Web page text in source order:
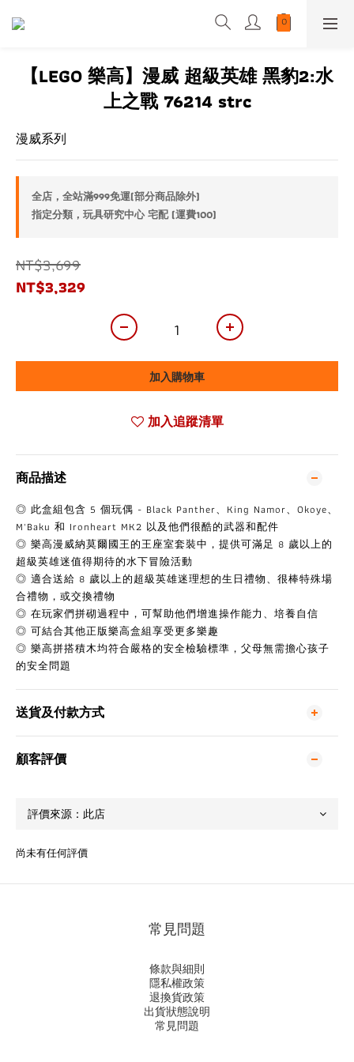
【LEGO 樂高】漫威 超級英雄 黑豹2:水
上之戰 76214 strc
漫威系列
全店，全站滿999免運(部分商品除外)
指定分類，玩具研究中心 宅配 (運費100)
NT$3,699
NT$3,329
加入購物車
加入追蹤清單
商品描述
◎ 此盒組包含 5 個玩偶 - Black Panther、King Namor、Okoye、
M'Baku 和 Ironheart MK2 以及他們很酷的武器和配件
◎ 樂高漫威納莫爾國王的王座室套裝中，提供可滿足 8 歲以上的
超級英雄迷值得期待的水下冒險活動
◎ 適合送給 8 歲以上的超級英雄迷理想的生日禮物、很棒特殊場
合禮物，或交換禮物
◎ 在玩家們拼砌過程中，可幫助他們增進操作能力、培養自信
◎ 可結合其他正版樂高盒組享受更多樂趣
◎ 樂高拼搭積木均符合嚴格的安全檢驗標準，父母無需擔心孩子
的安全問題
送貨及付款方式
顧客評價
尚未有任何評價
常見問題
條款與細則
隱私權政策
退換貨政策
出貨狀態說明
常見問題